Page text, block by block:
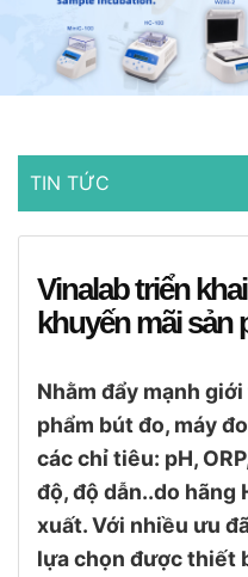
TIN TỨC
Vinalab triển
khuyến mãi sản
Nhằm đẩy mạnh
phẩm bút đo, máy
các chỉ tiêu: pH,
độ, độ dẫn..do hãng
xuất. Với nhiều ưu
lựa chọn được thiết